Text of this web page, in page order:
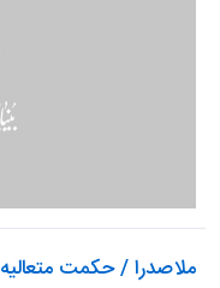
ملاصدرا / حکمت متعالیه